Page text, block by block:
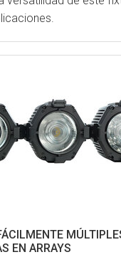
EN ARRAYS